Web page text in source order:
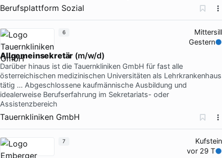
Berufsplattform Sozial
Mittersill
Gestern
Allgemeinsekretär (m/w/d)
Darüber hinaus ist die Tauernkliniken GmbH für fast alle
österreichischen medizinischen Universitäten als Lehrkrankenhaus
tätig … Abgeschlossene kaufmännische Ausbildung und
idealerweise Berufserfahrung im Sekretariats- oder
Assistenzbereich
Tauernkliniken GmbH
6
Kufstein
vor 29 T
7